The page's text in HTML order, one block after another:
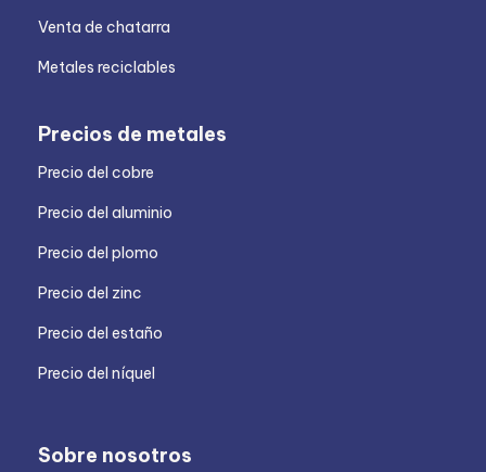
Venta de chatarra
Metales reciclables
Precios de metales
Precio del cobre
Precio del aluminio
Precio del plomo
Precio del zinc
Precio del estaño
Precio del níquel
Sobre nosotros